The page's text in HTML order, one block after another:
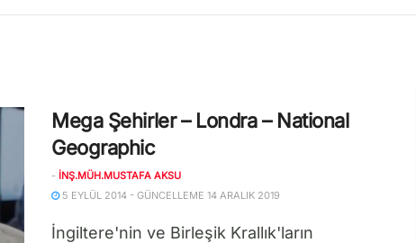
Mega Şehirler – Londra – National
Geographic
- İNŞ.MÜH.MUSTAFA AKSU
5 EYLÜL 2014 - GÜNCELLEME 14 ARALIK 2019
İngiltere'nin ve Birleşik Krallık'ların